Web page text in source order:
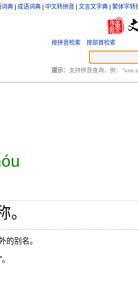
词典 成语词典 中文转拼音 文言文字典 繁体字转
按拼音检索 按部首检索
提示： 支持拼音查询，例：“wen
。
的别名。